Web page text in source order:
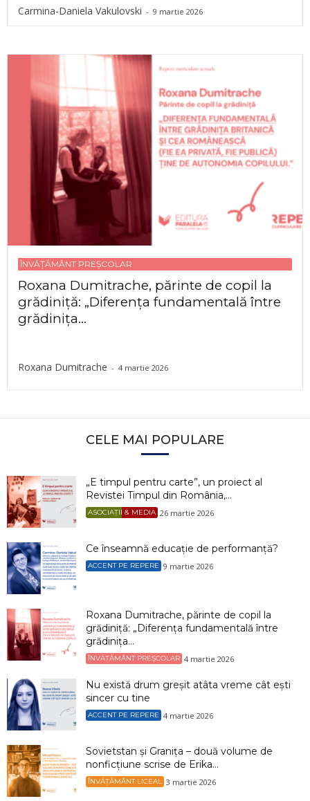
Carmina-Daniela Vakulovski - 9 martie 2026
ÎNVĂȚĂMÂNT PREȘCOLAR
Roxana Dumitrache, părinte de copil la
grădiniță: „Diferența fundamentală între
grădinița...
Roxana Dumitrache - 4 martie 2026
CELE MAI POPULARE
„E timpul pentru carte”, un proiect al
Revistei Timpul din România,...
ASOCIAȚII & MEDIA 26 martie 2026
Ce înseamnă educație de performanță?
ACCENT PE REPERE 9 martie 2026
Roxana Dumitrache, părinte de copil la
grădiniță: „Diferența fundamentală între
grădinița...
ÎNVĂȚĂMÂNT PREȘCOLAR 4 martie 2026
Nu există drum greșit atâta vreme cât ești
sincer cu tine
ACCENT PE REPERE 4 martie 2026
Sovietstan și Granița – două volume de
nonficțiune scrise de Erika...
ÎNVĂȚĂMÂNT LICEAL 3 martie 2026